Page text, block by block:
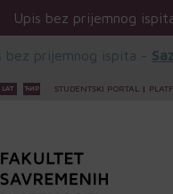
ispita -Saznajte
bez prijemnog ispita -
STUDENTSKI PORTAL |